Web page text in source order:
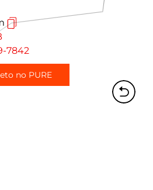
7842
no PURE